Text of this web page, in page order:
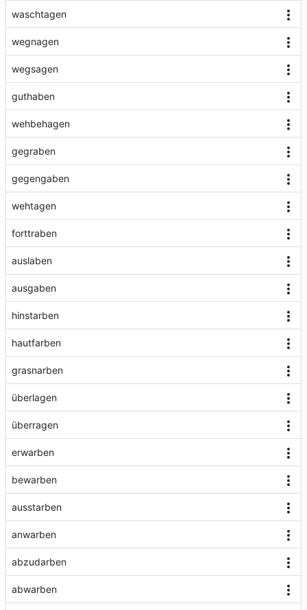
waschtagen
wegnagen
wegsagen
guthaben
wehbehagen
gegraben
gegengaben
wehtagen
forttraben
auslaben
ausgaben
hinstarben
hautfarben
grasnarben
überlagen
überragen
erwarben
bewarben
ausstarben
anwarben
abzudarben
abwarben